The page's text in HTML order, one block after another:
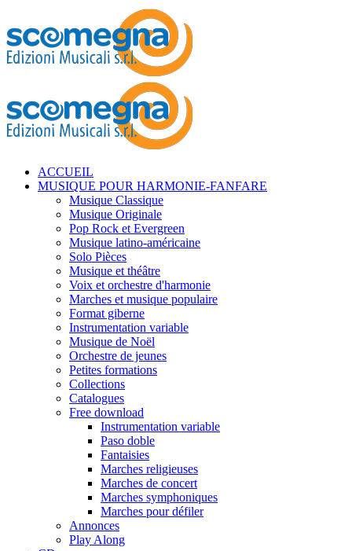
ACCUEIL
MUSIQUE POUR HARMONIE-FANFARE
Musique Classique
Musique Originale
Pop Rock et Evergreen
Musique latino-américaine
Solo Pièces
Musique et théâtre
Voix et orchestre d'harmonie
Marches et musique populaire
Format giberne
Instrumentation variable
Musique de Noël
Orchestre de jeunes
Petites formations
Collections
Catalogues
Free download
Instrumentation variable
Paso doble
Fantaisies
Marches religieuses
Marches de concert
Marches symphoniques
Marches pour défiler
Annonces
Play Along